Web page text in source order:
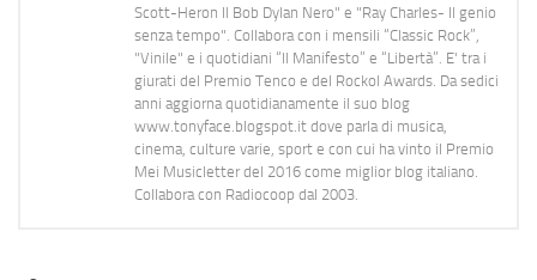
Scott-Heron Il Bob Dylan Nero" e "Ray Charles- Il genio
senza tempo". Collabora con i mensili “Classic Rock”,
"Vinile" e i quotidiani “Il Manifesto” e “Libertà”. E' tra i
giurati del Premio Tenco e del Rockol Awards. Da sedici
anni aggiorna quotidianamente il suo blog
www.tonyface.blogspot.it dove parla di musica,
cinema, culture varie, sport e con cui ha vinto il Premio
Mei Musicletter del 2016 come miglior blog italiano.
Collabora con Radiocoop dal 2003.